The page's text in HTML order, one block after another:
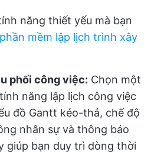
năng thiết yếu mà bạn
phần mềm lập lịch trình xây
phối công việc: Chọn một
năng lập lịch công việc
đồ Gantt kéo-thả, chế độ
nhân sự và thông báo
giúp bạn duy trì dòng thời